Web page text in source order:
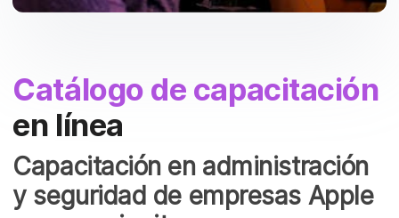
Catálogo de capacitación
en línea
Capacitación en administración
y seguridad de empresas Apple